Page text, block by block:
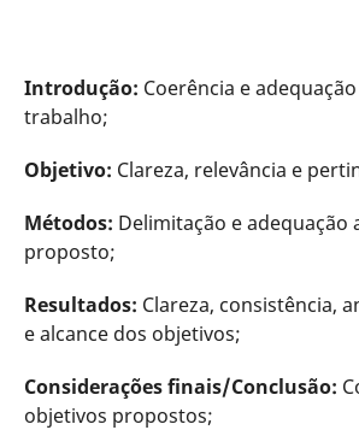
Introdução: Coerência e
trabalho;
Objetivo: Clareza, relevância e
Métodos: Delimitação e adequação
proposto;
Resultados: Clareza, consistência,
e alcance dos objetivos;
Considerações finais/Conclusão:
objetivos propostos;